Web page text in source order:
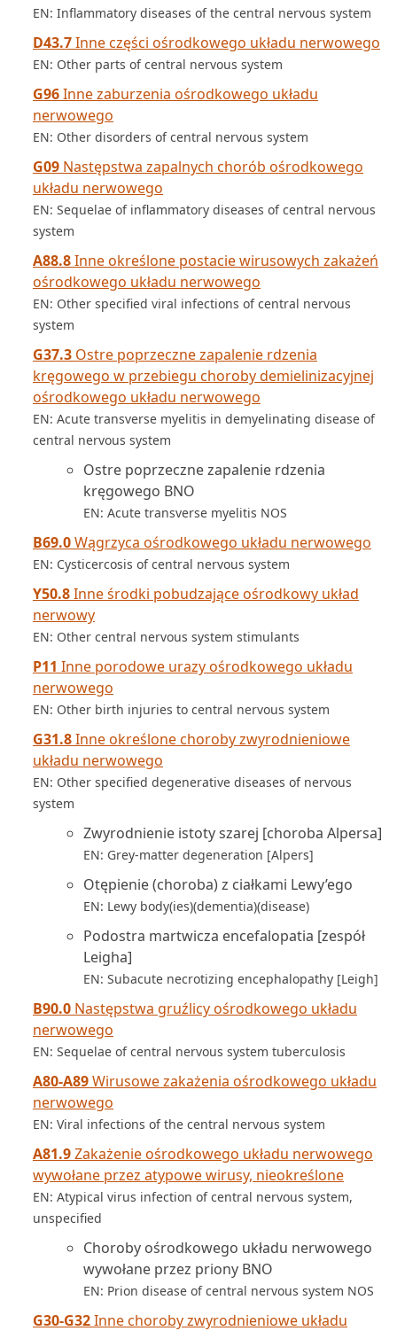
EN: Inflammatory diseases of the central nervous system
D43.7Inne części ośrodkowego układu nerwowego
EN: Other parts of central nervous system
G96Inne zaburzenia ośrodkowego układu
nerwowego
EN: Other disorders of central nervous system
G09 Następstwa zapalnych chorób ośrodkowego
układu nerwowego
EN: Sequelae of inflammatory diseases of central nervous
system
A88.8Inne określone postacie wirusowych zakażeń
ośrodkowego układu nerwowego
EN: Other specified viral infections of central nervous
system
G37.3 Ostre poprzeczne zapalenie rdzenia
kręgowego w przebiegu choroby demielinizacyjnej
ośrodkowego układu nerwowego
EN: Acute transverse myelitis in demyelinating disease of
central nervous system
Ostre poprzeczne zapalenie rdzenia
kręgowego BNO
EN: Acute transverse myelitis NOS
B69.0Wągrzyca ośrodkowego układu nerwowego
EN: Cysticercosis of central nervous system
Y50.8Inne środki pobudzające ośrodkowy układ
nerwowy
EN: Other central nervous system stimulants
P11 Inne porodowe urazy ośrodkowego układu
nerwowego
EN: Other birth injuries to central nervous system
G31.8Inne określone choroby zwyrodnieniowe
układu nerwowego
EN: Other specified degenerative diseases of nervous
system
Zwyrodnienie istoty szarej [choroba Alpersa]
EN: Grey-matter degeneration [Alpers]
Otępienie (choroba) z ciałkami Lewy’ego
EN: Lewy body(ies)(dementia)(disease)
Podostra martwicza encefalopatia [zespół
Leigha]
EN: Subacute necrotizing encephalopathy [Leigh]
B90.0 Następstwa gruźlicy ośrodkowego układu
nerwowego
EN: Sequelae of central nervous system tuberculosis
A80-A89Wirusowe zakażenia ośrodkowego układu
nerwowego
EN: Viral infections of the central nervous system
A81.9Zakażenie ośrodkowego układu nerwowego
wywołane przez atypowe wirusy, nieokreślone
EN: Atypical virus infection of central nervous system,
unspecified
Choroby ośrodkowego układu nerwowego
wywołane przez priony BNO
EN: Prion disease of central nervous system NOS
G30-G32Inne choroby zwyrodnieniowe układu